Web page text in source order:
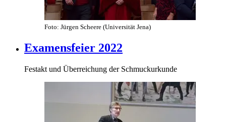
Foto: Jürgen Scheere (Universität Jena)
Examensfeier 2022
Festakt und Überreichung der Schmuckurkunde